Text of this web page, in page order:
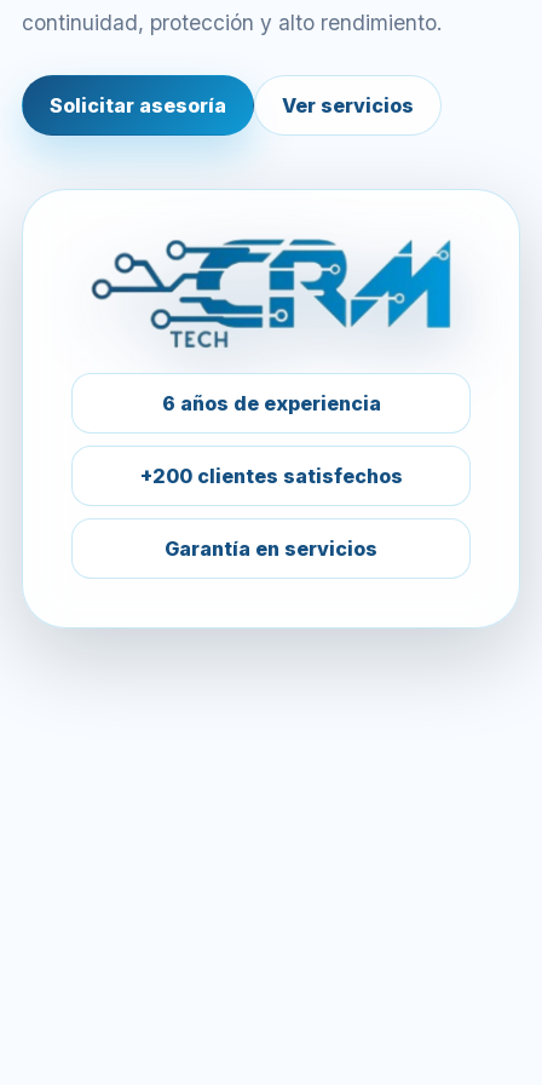
continuidad, protección y alto rendimiento.
Solicitar asesoría Ver servicios
6 años de experiencia
+200 clientes satisfechos
Garantía en servicios